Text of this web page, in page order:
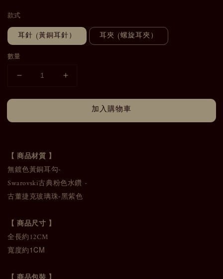
款式
耳針 (黃銅耳針） 耳夾 (螺旋耳夾）
數量
加入購物車
【 商品材質 】
無鍍色黃銅耳勾-
Swarovski古典粉色水鑽 -
古董捷克玻璃珠-黑紫色
【 商品尺寸 】
全長約 12CM
寬度約1CM